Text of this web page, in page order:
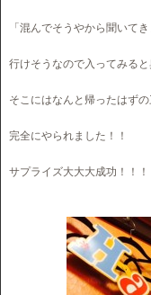
「混んでそうやから聞いて
行けそうなので入ってみると
そこにはなんと帰ったはず
完全にやられました！！
サプライズ大大大成功！！！